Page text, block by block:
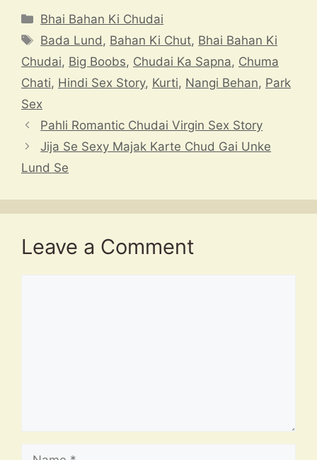
at
s
A
p
e
a
d
s
e
gr
a
m
c
e
b
o
k
p
c
h
Categories
Bhai Bahan Ki Chudai
Tags
Bada Lund, Bahan Ki Chut, Bhai Bahan Ki
Chudai, Big Boobs, Chudai Ka Sapna, Chuma
Chati, Hindi Sex Story, Kurti, Nangi Behan, Park
Sex
Pahli Romantic Chudai Virgin Sex Story
Jija Se Sexy Majak Karte Chud Gai Unke
Lund Se
Leave a Comment
Name